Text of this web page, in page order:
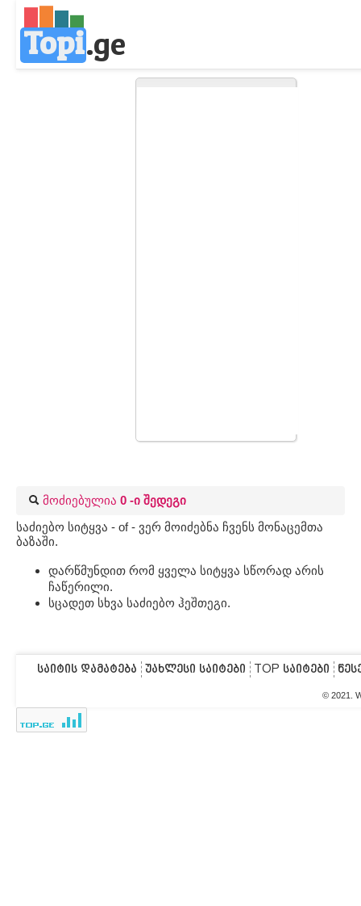
Topi.ge
მოძიებულია 0 -ი შედეგი
საძიებო სიტყვა - of - ვერ მოიძებნა ჩვენს მონაცემთა
ბაზაში.
დარწმუნდით რომ ყველა სიტყვა სწორად არის
ჩაწერილი.
სცადეთ სხვა საძიებო ჰეშთეგი.
საიტის დამატება უახლესი საიტები TOP საიტები
© 2021.